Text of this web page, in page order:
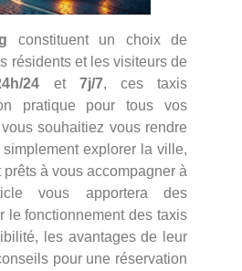
constituent un choix de
résidents et les visiteurs de
24 et 7j/7, ces taxis
pratique pour tous vos
souhaitiez vous rendre
explorer la ville,
à vous accompagner à
vous apportera des
le fonctionnement des taxis
les avantages de leur
pour une réservation